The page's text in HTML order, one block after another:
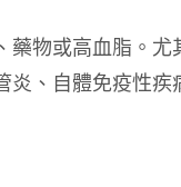
物或高血脂。
、自體免疫性